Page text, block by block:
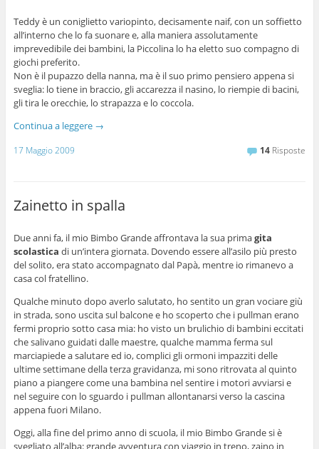
Teddy è un coniglietto variopinto, decisamente naif, con un soffietto
all’interno che lo fa suonare e, alla maniera assolutamente
imprevedibile dei bambini, la Piccolina lo ha eletto suo compagno di
giochi preferito.
Non è il pupazzo della nanna, ma è il suo primo pensiero appena si
sveglia: lo tiene in braccio, gli accarezza il nasino, lo riempie di bacini,
gli tira le orecchie, lo strapazza e lo coccola.
Continua a leggere →
17 Maggio 2009 14 Risposte
Zainetto in spalla
Due anni fa, il mio Bimbo Grande affrontava la sua primagita
scolastica di un’intera giornata. Dovendo essere all’asilo più presto
del solito, era stato accompagnato dal Papà, mentre io rimanevo a
casa col fratellino.
Qualche minuto dopo averlo salutato, ho sentito un gran vociare giù
in strada, sono uscita sul balcone e ho scoperto che i pullman erano
fermi proprio sotto casa mia: ho visto un brulichio di bambini eccitati
che salivano guidati dalle maestre, qualche mamma ferma sul
marciapiede a salutare ed io, complici gli ormoni impazziti delle
ultime settimane della terza gravidanza, mi sono ritrovata al quinto
piano a piangere come una bambina nel sentire i motori avviarsi e
nel seguire con lo sguardo i pullman allontanarsi verso la cascina
appena fuori Milano.
Oggi, alla fine del primo anno di scuola, il mio Bimbo Grande si è
svegliato all’alba: grande avventura con viaggio in treno, zaino in